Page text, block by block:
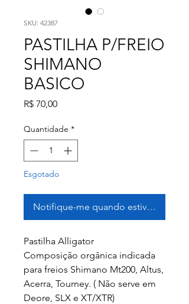
SKU: 42387
PASTILHA P/FREIO
SHIMANO
BASICO
R$ 70,00Preço
Quantidade *
Esgotado
Notifique-me quando estiver
Pastilha Alligator
Composição orgânica indicada
para freios Shimano Mt200, Altus,
Acerra, Tourney. ( Não serve em
Deore, SLX e XT/XTR)